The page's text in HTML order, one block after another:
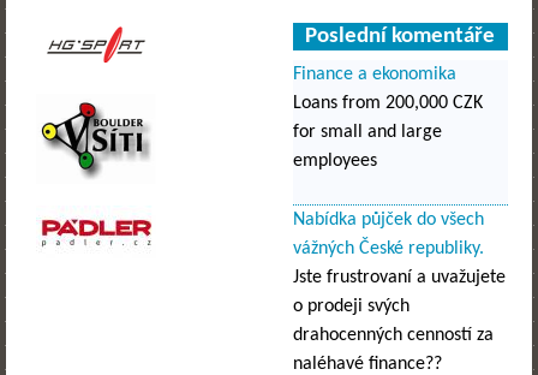
Poslední komentáře
Finance a ekonomika
Loans from 200,000 CZK
for small and large
employees
Nabídka půjček do všech
vážných České republiky.
Jste frustrovaní a uvažujete
o prodeji svých
drahocenných cenností za
naléhavé finance??